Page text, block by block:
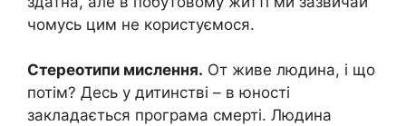
чомусь цим не користуємося.
Стереотипи мислення. От живе людина, і що
потім? Десь у дитинстві – в юності
закладається програма смерті. Людина